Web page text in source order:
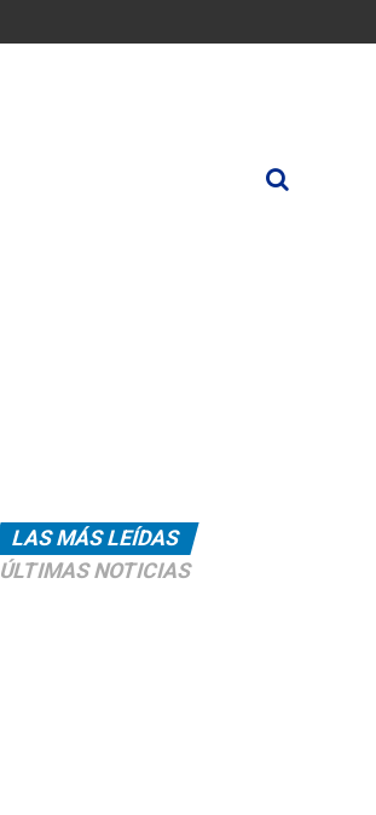
LAS MÁS LEÍDAS
ÚLTIMAS NOTICIAS